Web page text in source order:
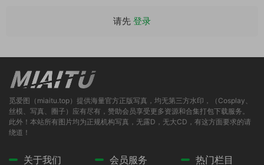
请先 登录
觅爱图（miaitu.top）提供海量官方正版写真，均无第三方水印，（Cosplay、
丝模、写真、圈子）应有尽有，赞助会员享受更多资源和合集打包下载服务。
此外！本站所有图片均为正规机构写真，无露D，无大CD，有这方面要求的请
绕道！
关于我们 会员服务 热门栏目